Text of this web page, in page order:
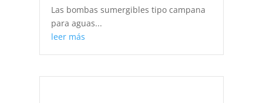
Las bombas sumergibles tipo campana
para aguas...
leer más